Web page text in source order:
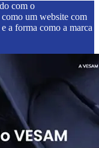
com o
um website com
a forma como a marca